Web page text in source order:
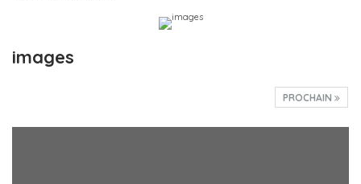
images
PROCHAIN